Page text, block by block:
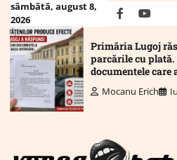
Skip
content
sâmbătă, august 8,
2026
facebook
Primăria Lugoj
parcările cu
documentele
Mocanu Erich